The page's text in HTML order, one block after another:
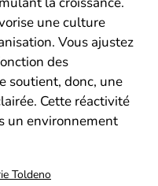
une culture
Vous ajustez
des
soutient, donc, une
Cette réactivité
un environnement
Toldeno